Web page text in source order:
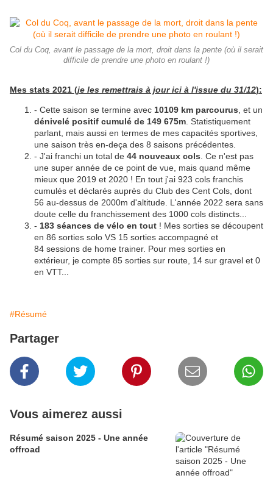
Col du Coq, avant le passage de la mort, droit dans la pente (où il serait
difficile de prendre une photo en roulant !)
Mes stats 2021 (je les remettrais à jour ici à l'issue du 31/12):
- Cette saison se termine avec 10109 km parcourus , et un
dénivelé positif cumulé de 149 675m . Statistiquement
parlant, mais aussi en termes de mes capacités sportives,
une saison très en-deça des 8 saisons précédentes.
- J'ai franchi un total de 44 nouveaux cols . Ce n'est pas
une super année de ce point de vue, mais quand même
mieux que 2019 et 2020 ! En tout j'ai 923 cols franchis
cumulés et déclarés auprès du Club des Cent Cols, dont
56 au-dessus de 2000m d'altitude. L'année 2022 sera sans
doute celle du franchissement des 1000 cols distincts...
- 183 séances de vélo en tout ! Mes sorties se découpent
en 86 sorties solo VS 15 sorties accompagné et
84 sessions de home trainer. Pour mes sorties en
extérieur, je compte 85 sorties sur route, 14 sur gravel et 0
en VTT...
#Résumé
Partager
Vous aimerez aussi
Résumé saison 2025 - Une année
offroad